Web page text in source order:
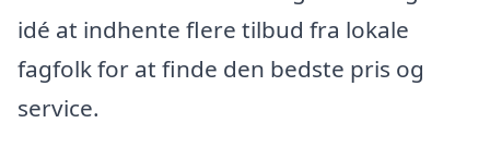
idé at indhente flere tilbud fra lokale
fagfolk for at finde den bedste pris og
service.